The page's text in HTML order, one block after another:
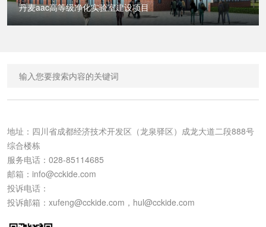
丹麦aac高等级净化实验室建设项目
地址：四川省成都经济技术开发区（龙泉驿区）成龙大道二段888号
综合楼栋
服务电话：028-85114685
邮箱： info@cckide.com
投诉电话：
投诉邮箱： xufeng@cckide.com ， hul@cckide.com